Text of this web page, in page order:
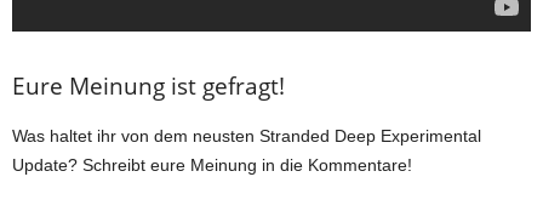
Eure Meinung ist gefragt!
Was haltet ihr von dem neusten Stranded Deep Experimental
Update? Schreibt eure Meinung in die Kommentare!